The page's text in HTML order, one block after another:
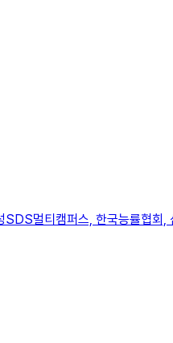
멀티캠퍼스, 한국능률협회